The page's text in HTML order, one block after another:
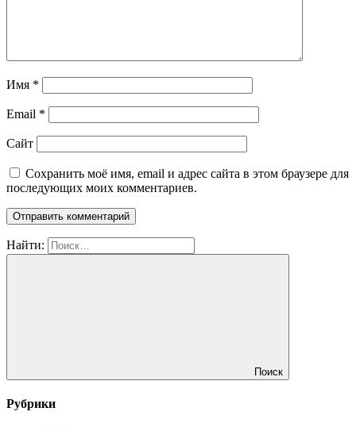
Имя *
Email *
Сайт
Сохранить моё имя, email и адрес сайта в этом браузере для
последующих моих комментариев.
Найти:
Поиск
Рубрики